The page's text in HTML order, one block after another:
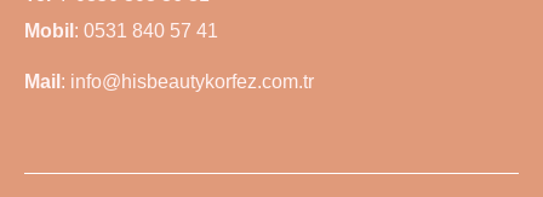
Mobil : 0531 840 57 41
Mail : info@hisbeautykorfez.com.tr